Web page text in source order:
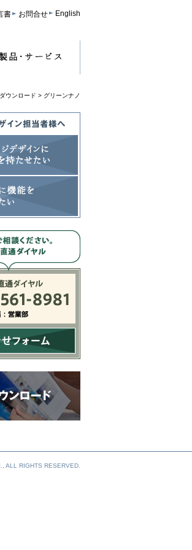
書 お問合せ English
ウンロード > グリーンナノ
ALL RIGHTS RESERVED.